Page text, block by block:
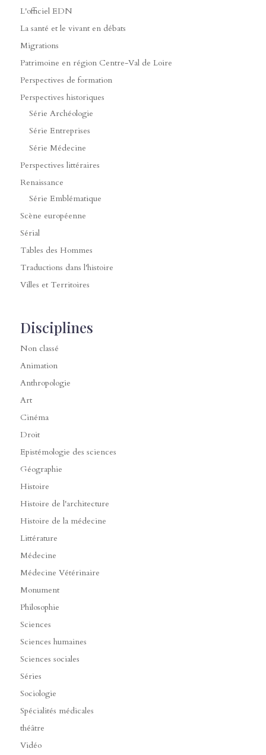
L'officiel EDN
La santé et le vivant en débats
Migrations
Patrimoine en région Centre-Val de Loire
Perspectives de formation
Perspectives historiques
Série Archéologie
Série Entreprises
Série Médecine
Perspectives littéraires
Renaissance
Série Emblématique
Scène européenne
Sérial
Tables des Hommes
Traductions dans l'histoire
Villes et Territoires
Disciplines
Non classé
Animation
Anthropologie
Art
Cinéma
Droit
Epistémologie des sciences
Géographie
Histoire
Histoire de l'architecture
Histoire de la médecine
Littérature
Médecine
Médecine Vétérinaire
Monument
Philosophie
Sciences
Sciences humaines
Sciences sociales
Séries
Sociologie
Spécialités médicales
théâtre
Vidéo